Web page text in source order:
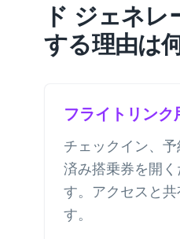
ド ジェネ
する理由は
フライトリンク
チェックイン、
済み搭乗券を開
す。アクセスと
す。